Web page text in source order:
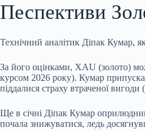
Песпективи
Технічний аналітик Діпак Кумар,
За його оцінками, XAU (золото)
курсом 2026 року). Кумар
піддалися страху втраченої
Ще в січні Діпак Кумар
почала знижуватися, ледь